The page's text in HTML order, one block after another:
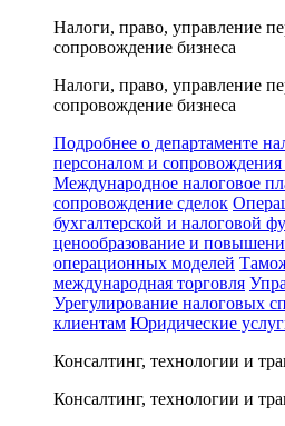
Налоги, право, управление
сопровождение бизнеса
Налоги, право, управление
сопровождение бизнеса
Подробнее о департаменте
персоналом и сопровождения
Международное налоговое
сопровождение сделок
бухгалтерской и налоговой
ценообразование и
операционных моделей
международная торговля
Урегулирование налоговых
клиентам Юридические
Консалтинг, технологии и
Консалтинг, технологии и